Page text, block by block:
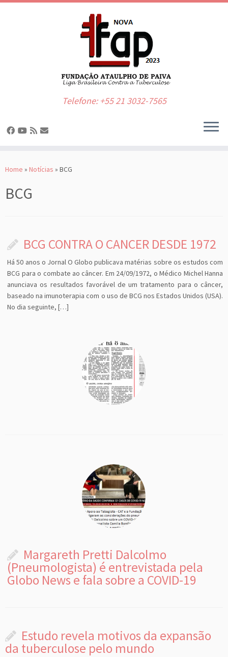
to
Telefone: +55 21 3032-7565
Home » Notícias » BCG
BCG
BCG CONTRA O CANCER DESDE 1972
Há 50 anos o Jornal O Globo publicava matérias sobre os estudos com
BCG para o combate ao câncer. Em 24/09/1972, o Médico Michel Hanna
anunciava os resultados favorável de um tratamento para o câncer,
baseado na imunoterapia com o uso de BCG nos Estados Unidos (USA).
No dia seguinte, […]
Margareth Pretti Dalcolmo
(Pneumologista) é entrevistada pela
Globo News e fala sobre a COVID-19
Estudo revela motivos da expansão
da tuberculose pelo mundo